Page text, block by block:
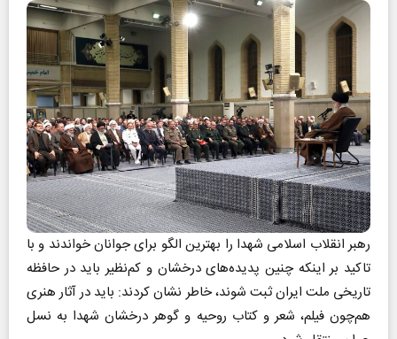
رهبر انقلاب اسلامی شهدا را بهترین الگو برای جوانان خواندند و با
تاکید بر اینکه چنین پدیده‌های درخشان و کم‌نظیر باید در حافظه
تاریخی ملت ایران ثبت شوند، خاطر نشان کردند: باید در آثار هنری
هم‌چون فیلم، شعر و کتاب روحیه و گوهر درخشان شهدا به نسل